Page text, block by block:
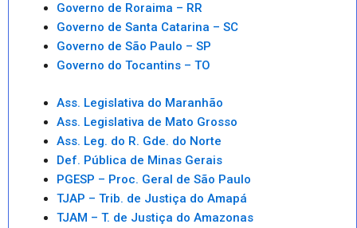
Governo de Roraima – RR
Governo de Santa Catarina – SC
Governo de São Paulo – SP
Governo do Tocantins – TO
Ass. Legislativa do Maranhão
Ass. Legislativa de Mato Grosso
Ass. Leg. do R. Gde. do Norte
Def. Pública de Minas Gerais
PGESP – Proc. Geral de São Paulo
TJAP – Trib. de Justiça do Amapá
TJAM – T. de Justiça do Amazonas